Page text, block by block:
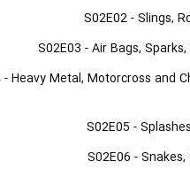
S02E02 -
S02E03 - Air Bags,
- Heavy Metal, Motorcross and
S02E05 -
S02E06 -